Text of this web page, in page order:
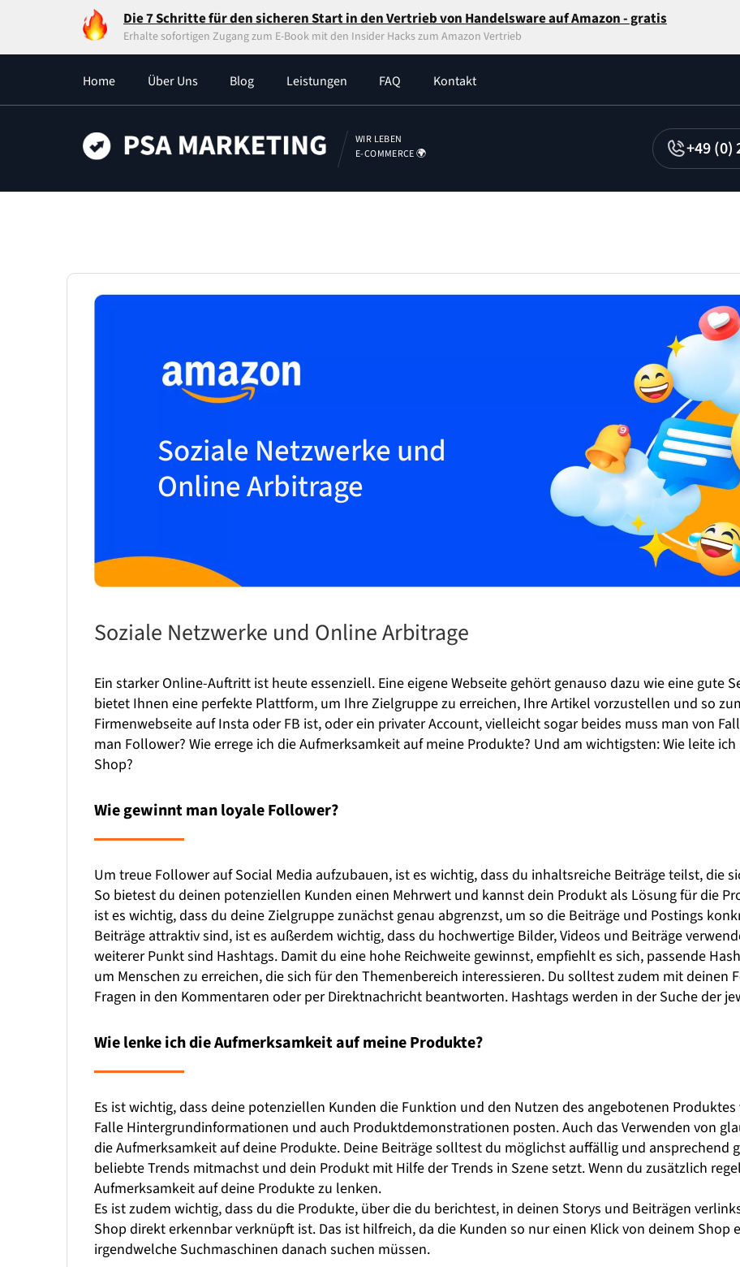
Die 7 Schritte für den sicheren Start in den Vertrieb von Handelsware auf Amazon - gratis
Erhalte sofortigen Zugang zum E-Book mit den Insider Hacks zum Amazon Vertrieb
Home Über Uns Blog Leistungen FAQ Kontakt
WIR LEBEN
E-COMMERCE 🌍
+49 (0)
Soziale Netzwerke und
Online Arbitrage
Soziale Netzwerke und Online Arbitrage
Ein starker Online-Auftritt ist heute essenziell. Eine eigene Webseite gehört genauso dazu wie eine gute
bietet Ihnen eine perfekte Plattform, um Ihre Zielgruppe zu erreichen, Ihre Artikel vorzustellen und so
Firmenwebseite auf Insta oder FB ist, oder ein privater Account, vielleicht sogar beides muss man von
man Follower? Wie errege ich die Aufmerksamkeit auf meine Produkte? Und am wichtigsten: Wie leite
Shop?
Wie gewinnt man loyale Follower?
Um treue Follower auf Social Media aufzubauen, ist es wichtig, dass du inhaltsreiche Beiträge teilst, die
So bietest du deinen potenziellen Kunden einen Mehrwert und kannst dein Produkt als Lösung für die
ist es wichtig, dass du deine Zielgruppe zunächst genau abgrenzst, um so die Beiträge und Postings
Beiträge attraktiv sind, ist es außerdem wichtig, dass du hochwertige Bilder, Videos und Beiträge
weiterer Punkt sind Hashtags. Damit du eine hohe Reichweite gewinnst, empfiehlt es sich, passende
um Menschen zu erreichen, die sich für den Themenbereich interessieren. Du solltest zudem mit
Fragen in den Kommentaren oder per Direktnachricht beantworten. Hashtags werden in der Suche der
Wie lenke ich die Aufmerksamkeit auf meine Produkte?
Es ist wichtig, dass deine potenziellen Kunden die Funktion und den Nutzen des angebotenen
Falle Hintergrundinformationen und auch Produktdemonstrationen posten. Auch das Verwenden von
die Aufmerksamkeit auf deine Produkte. Deine Beiträge solltest du möglichst auffällig und ansprechend
beliebte Trends mitmachst und dein Produkt mit Hilfe der Trends in Szene setzt. Wenn du zusätzlich
Aufmerksamkeit auf deine Produkte zu lenken.
Es ist zudem wichtig, dass du die Produkte, über die du berichtest, in deinen Storys und Beiträgen
Shop direkt erkennbar verknüpft ist. Das ist hilfreich, da die Kunden so nur einen Klick von deinem
irgendwelche Suchmaschinen danach suchen müssen.